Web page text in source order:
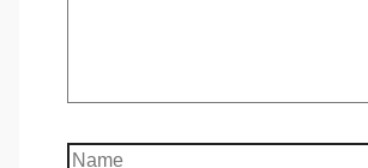
Name